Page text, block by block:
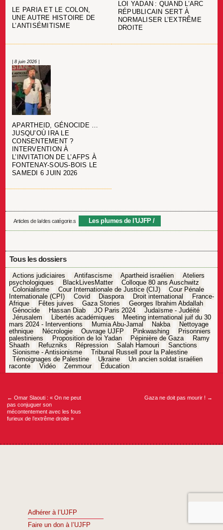
LE PARIA ET LE COLON,
UNE AUTRE HISTOIRE DE
L’ANTISÉMITISME
LOI YADAN : QUAND L’ARC
RÉPUBLICAIN SERT À
NORMALISER L’EXTRÊME
DROITE
| 8 juin 2026 |
APARTHEID, GÉNOCIDE …
JUSQU’OÙ IRA LE
CONSENTEMENT ?
INTERVENTION À
L’INVITATION DE L’AFPS À
FONTENAY-SOUS-BOIS LE
SAMEDI 6 JUIN 2026
Articles de la/des catégorie.s Les plumes de l'UJFP
Tous les dossiers
Actions judiciaires Antifascisme Apartheid israélien
Ateliers
psychologiques
BlackLivesMatter
Colloque 80 ans Auschwitz
Colonialisme
Cour Internationale de Justice (CIJ)
Cour Pénale
Internationale (CPI)
Covid Diaspora Droit international
France-
Afrique
Fêtes juives Gaza Stories
Georges Ibrahim Abdallah
Génocide
Hassan Diab JO Paris 2024
Judaïsme - Judéité
Jérusalem
Libertés académiques
Meeting international juif du 30
mars 2024 - Interventions
Mumia Abu-Jamal Nakba
Nettoyage
ethnique
Nécrologie Ouvrage UJFP Pinkwashing
Prisonniers
palestiniens
Proposition de loi Yadan Pépinière de Gaza
Ramy
Shaath
Refuzniks Répression Salah Hamouri
Sanctions
Sionisme - Antisionisme
Tribunal Russell pour la Palestine
Témoignages de Palestine
Ukraine
Un ancien soldat israélien
raconte
Vidéo Zemmour Éducation
Navigation
← Omar Slaouti : « On ne peut
pas conjuguer son
mécontentement avec les fous
furieux de l’extrême droite »
Gaza ne doit pas mourir ! →
Adhérer à l’UJFP
Faire un don à l’UJFP